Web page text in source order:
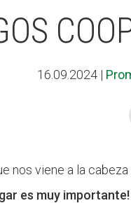
16.09.2024|
nos viene a la
es muy importante!